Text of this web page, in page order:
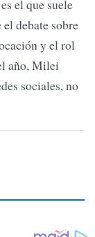
el que suele
debate sobre
y el rol
año, Milei
sociales, no